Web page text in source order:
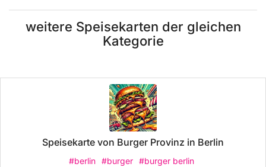
weitere Speisekarten der gleichen
Kategorie
Speisekarte von Burger Provinz in Berlin
#berlin #burger #burger berlin